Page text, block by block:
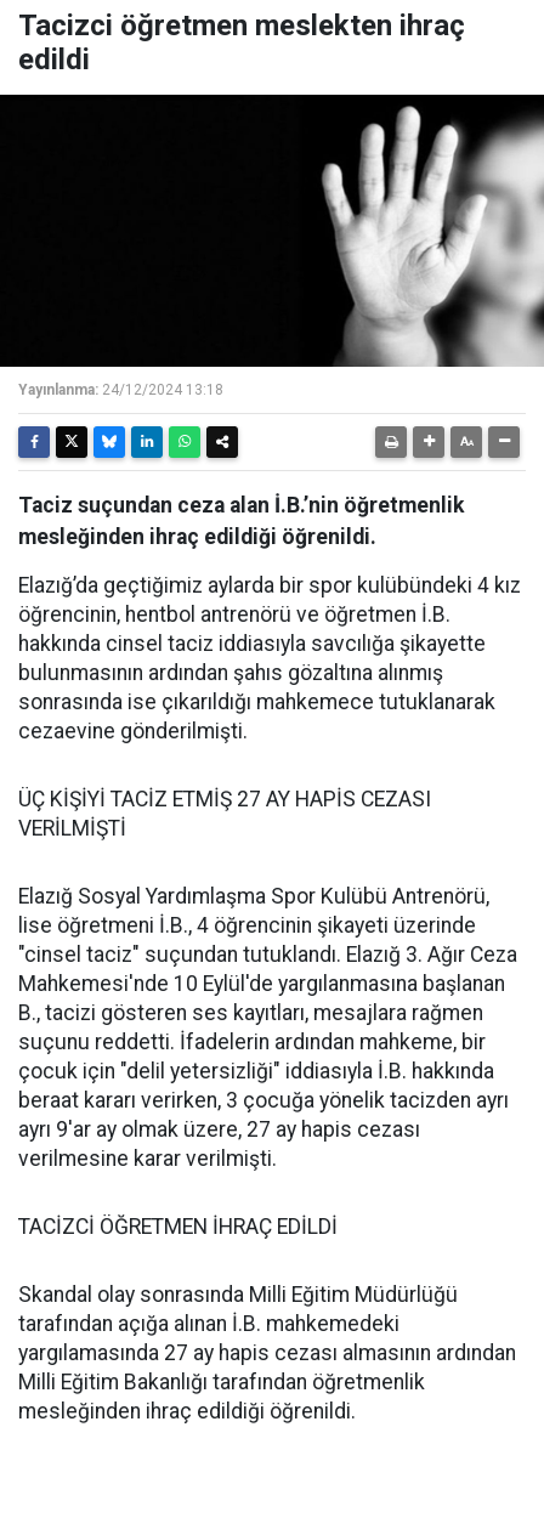
Tacizci öğretmen meslekten ihraç
edildi
Yayınlanma: 24/12/2024 13:18
Taciz suçundan ceza alan İ.B.’nin öğretmenlik
mesleğinden ihraç edildiği öğrenildi.
Elazığ’da geçtiğimiz aylarda bir spor kulübündeki 4 kız
öğrencinin, hentbol antrenörü ve öğretmen İ.B.
hakkında cinsel taciz iddiasıyla savcılığa şikayette
bulunmasının ardından şahıs gözaltına alınmış
sonrasında ise çıkarıldığı mahkemece tutuklanarak
cezaevine gönderilmişti.
ÜÇ KİŞİYİ TACİZ ETMİŞ 27 AY HAPİS CEZASI
VERİLMİŞTİ
Elazığ Sosyal Yardımlaşma Spor Kulübü Antrenörü,
lise öğretmeni İ.B., 4 öğrencinin şikayeti üzerinde
"cinsel taciz" suçundan tutuklandı. Elazığ 3. Ağır Ceza
Mahkemesi'nde 10 Eylül'de yargılanmasına başlanan
B., tacizi gösteren ses kayıtları, mesajlara rağmen
suçunu reddetti. İfadelerin ardından mahkeme, bir
çocuk için "delil yetersizliği" iddiasıyla İ.B. hakkında
beraat kararı verirken, 3 çocuğa yönelik tacizden ayrı
ayrı 9'ar ay olmak üzere, 27 ay hapis cezası
verilmesine karar verilmişti.
TACİZCİ ÖĞRETMEN İHRAÇ EDİLDİ
Skandal olay sonrasında Milli Eğitim Müdürlüğü
tarafından açığa alınan İ.B. mahkemedeki
yargılamasında 27 ay hapis cezası almasının ardından
Milli Eğitim Bakanlığı tarafından öğretmenlik
mesleğinden ihraç edildiği öğrenildi.